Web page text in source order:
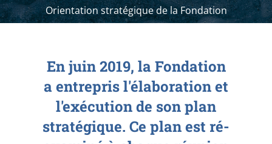
Orientation stratégique de la Fondation
En juin 2019, la Fondation
a entrepris l'élaboration et
l'exécution de son plan
stratégique. Ce plan est ré-